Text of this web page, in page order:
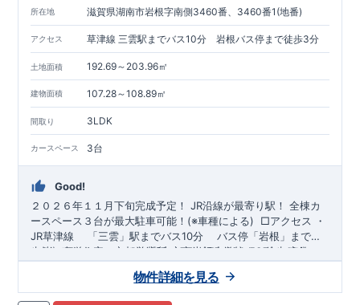
所在地 滋賀県湖南市岩根字南側3460番、3460番1(地番)
アクセス 草津線 三雲駅までバス10分 岩根バス停まで徒歩3分
土地面積 192.69～203.96㎡
建物面積 107.28～108.89㎡
間取り 3LDK
カースペース 3台
Good!
２０２６年１１月下旬完成予定！ ​JR沿線が最寄り駅！ 全棟​カ
ースペース３台が最大駐車可能！(※車種による)
​□アクセス
・
JR草津線 ​ 「三雲」駅までバス10分 ​ バス停「岩根」まで徒
歩3分
​□ロケーション ・湖南市立岩根小学校まで徒歩18分 ​・
まで徒歩7分 ​・京進のほいくえんHOPPA湖南岩根園まで徒歩7
分​​□この物件のおすすめ​・ワイド洗面台は、機能性・デザイ
​（株）東栄住宅 京都営業所 ​TEL:075-394-5350 ​定休
https://www.e-
blooming.com/bukken/84975018/ スマートフォンで見やすい
物件詳細を見る